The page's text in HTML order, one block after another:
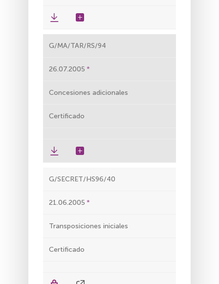
G/MA/TAR/RS/94
26.07.2005
Concesiones adicionales
Certificado
G/SECRET/HS96/40
21.06.2005
Transposiciones iniciales
Certificado